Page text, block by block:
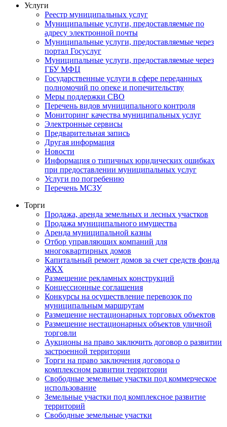
Услуги
Реестр муниципальных услуг
Муниципальные услуги, предоставляемые по
адресу электронной почты
Муниципальные услуги, предоставляемые через
портал Госуслуг
Муниципальные услуги, предоставляемые через
ГБУ МФЦ
Государственные услуги в сфере переданных
полномочий по опеке и попечительству
Меры поддержки СВО
Перечень видов муниципального контроля
Мониторинг качества муниципальных услуг
Электронные сервисы
Предварительная запись
Другая информация
Новости
Информация о типичных юридических ошибках
при предоставлении муниципальных услуг
Услуги по погребению
Перечень МСЗУ
Торги
Продажа, аренда земельных и лесных участков
Продажа муниципального имущества
Аренда муниципальной казны
Отбор управляющих компаний для
многоквартирных домов
Капитальный ремонт домов за счет средств фонда
ЖКХ
Размещение рекламных конструкций
Концессионные соглашения
Конкурсы на осуществление перевозок по
муниципальным маршрутам
Размещение нестационарных торговых объектов
Размещение нестационарных объектов уличной
торговли
Аукционы на право заключить договор о развитии
застроенной территории
Торги на право заключения договора о
комплексном развитии территории
Свободные земельные участки под коммерческое
использование
Земельные участки под комплексное развитие
территорий
Свободные земельные участки